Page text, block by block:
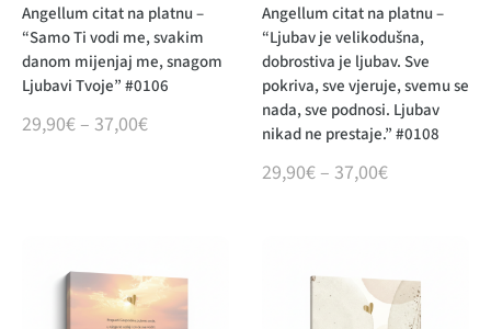
Angellum citat na platnu –
“Samo Ti vodi me, svakim
danom mijenjaj me, snagom
Ljubavi Tvoje” #0106
29,90€ – 37,00€
Angellum citat na platnu –
“Ljubav je velikodušna,
dobrostiva je ljubav. Sve
pokriva, sve vjeruje, svemu se
nada, sve podnosi. Ljubav
nikad ne prestaje.” #0108
29,90€ – 37,00€